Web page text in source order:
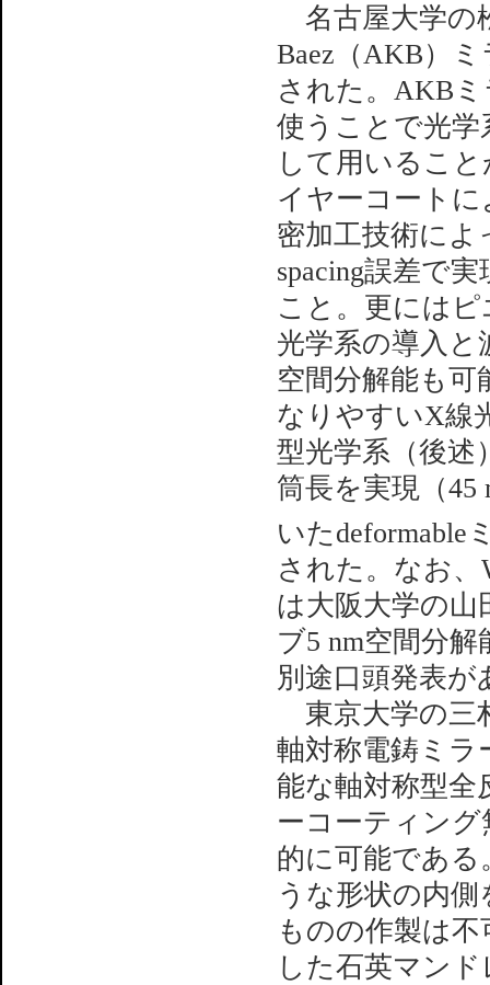
名古屋大学の
Baez（AKB）
された。AKB
使うことで光学
して用いるこ
イヤーコート
密加工技術によ
spacing誤差で
こと。更にはピ
光学系の導入と
空間分解能も
なりやすいX線
型光学系（後述
筒長を実現（
いたdeformable
された。なお
は大阪大学の山
ブ5 nm空間分
別途口頭発表が
東京大学の三
軸対称電鋳ミ
能な軸対称型
ーコーティン
的に可能であ
うな形状の内
ものの作製は
した石英マン